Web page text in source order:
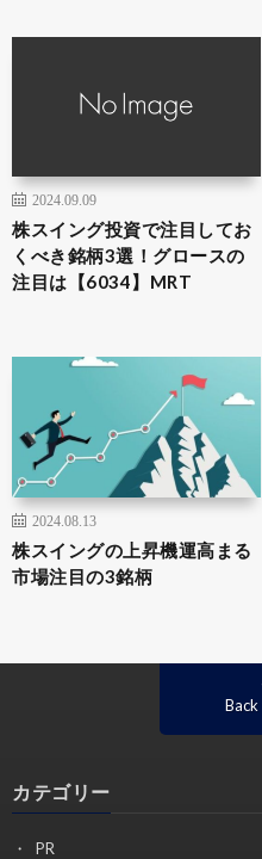
2024.09.09
株スイング投資で注目してお
くべき銘柄3選！グロースの
注目は【6034】MRT
2024.08.13
株スイングの上昇機運高まる
市場注目の3銘柄
カテゴリー
PR